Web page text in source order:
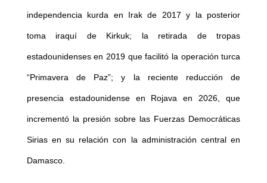
independencia kurda en Irak de 2017 y la posterior
toma iraquí de Kirkuk; la retirada de tropas
estadounidenses en 2019 que facilitó la operación turca
“Primavera de Paz”; y la reciente reducción de
presencia estadounidense en Rojava en 2026, que
incrementó la presión sobre las Fuerzas Democráticas
Sirias en su relación con la administración central en
Damasco.